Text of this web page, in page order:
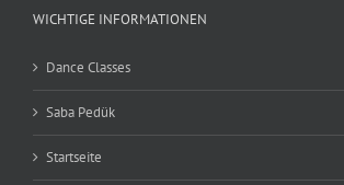
WICHTIGE INFORMATIONEN
Dance Classes
Saba Pedük
Startseite